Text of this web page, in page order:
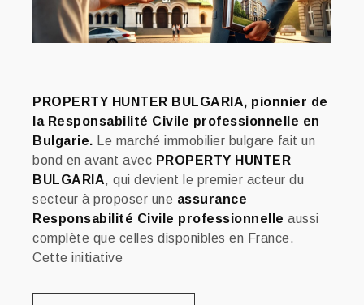
PROPERTY HUNTER BULGARIA, pionnier de
la Responsabilité Civile professionnelle en
Bulgarie.
Le marché immobilier bulgare fait un
bond en avant avec PROPERTY HUNTER
BULGARIA, qui devient le premier acteur du
secteur à proposer une assurance
Responsabilité Civile professionnelle aussi
complète que celles disponibles en France.
Cette initiative